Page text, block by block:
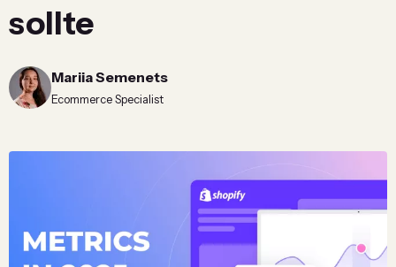
sollte
Mariia Semenets
Ecommerce Specialist